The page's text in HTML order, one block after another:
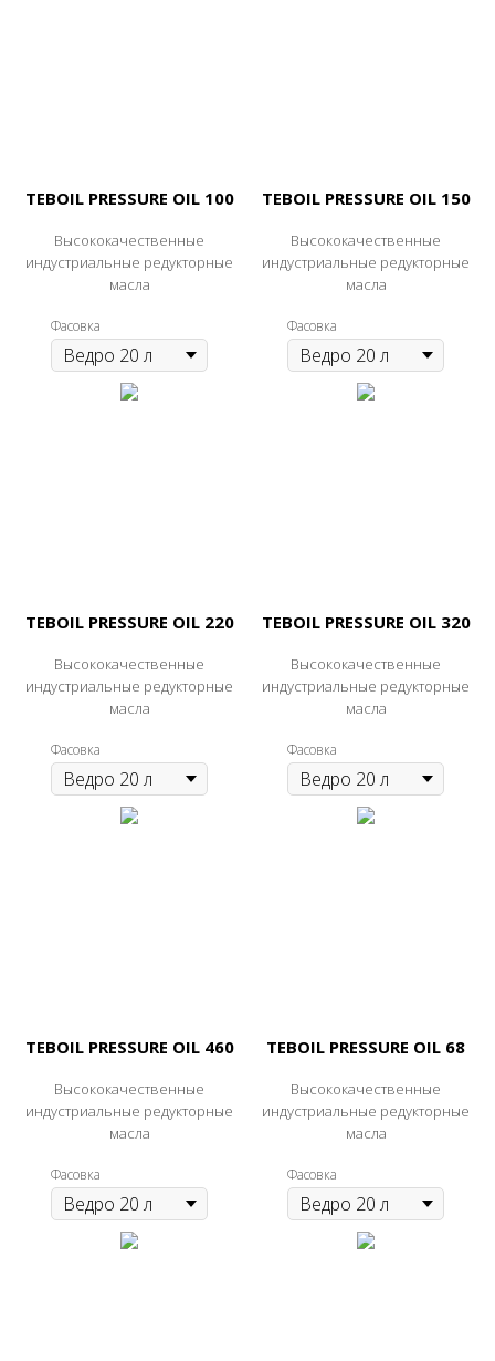
TEBOIL PRESSURE OIL 100
Высококачественные
индустриальные редукторные
масла
Фасовка
TEBOIL PRESSURE OIL 150
Высококачественные
индустриальные редукторные
масла
Фасовка
TEBOIL PRESSURE OIL 220
Высококачественные
индустриальные редукторные
масла
Фасовка
TEBOIL PRESSURE OIL 320
Высококачественные
индустриальные редукторные
масла
Фасовка
TEBOIL PRESSURE OIL 460
Высококачественные
индустриальные редукторные
масла
Фасовка
TEBOIL PRESSURE OIL 68
Высококачественные
индустриальные редукторные
масла
Фасовка